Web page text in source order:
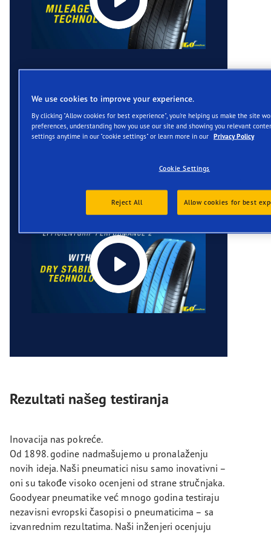
Rezultati našeg testiranja
Inovacija nas pokreće.
Od 1898. godine nadmašujemo u pronalaženju
novih ideja. Naši pneumatici nisu samo inovativni –
oni su takođe visoko ocenjeni od strane stručnjaka.
Goodyear pneumatike već mnogo godina testiraju
nezavisni evropski časopisi o pneumaticima – sa
izvanrednim rezultatima. Naši inženjeri ocenjuju
We use cookies to improve your experience.
By clicking "Allow cookies for best experience", you're helping us make the site
preferences, understanding how you use our site and showing you relevant
settings anytime in our "cookie settings" or learn more in our Privacy Policy
Cookie Settings
Reject All Allow cookies for best